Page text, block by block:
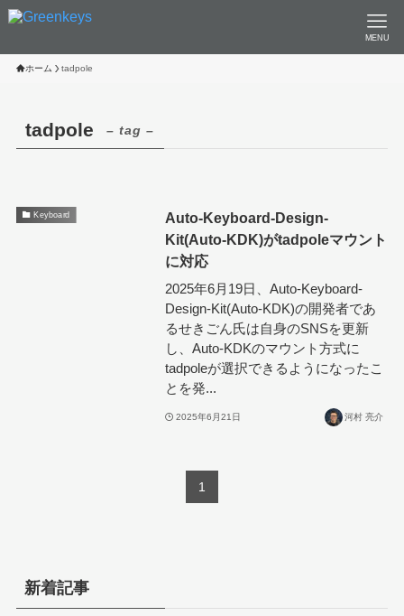
MENU
ホーム tadpole
tadpole – tag –
Keyboard
Auto-Keyboard-Design-
Kit(Auto-KDK)がtadpoleマウント
に対応
2025年6月19日、Auto-Keyboard-
Design-Kit(Auto-KDK)の開発者であ
るせきごん氏は自身のSNSを更新
し、Auto-KDKのマウント方式に
tadpoleが選択できるようになったこ
とを発...
2025年6月21日 河村 亮介
1
新着記事